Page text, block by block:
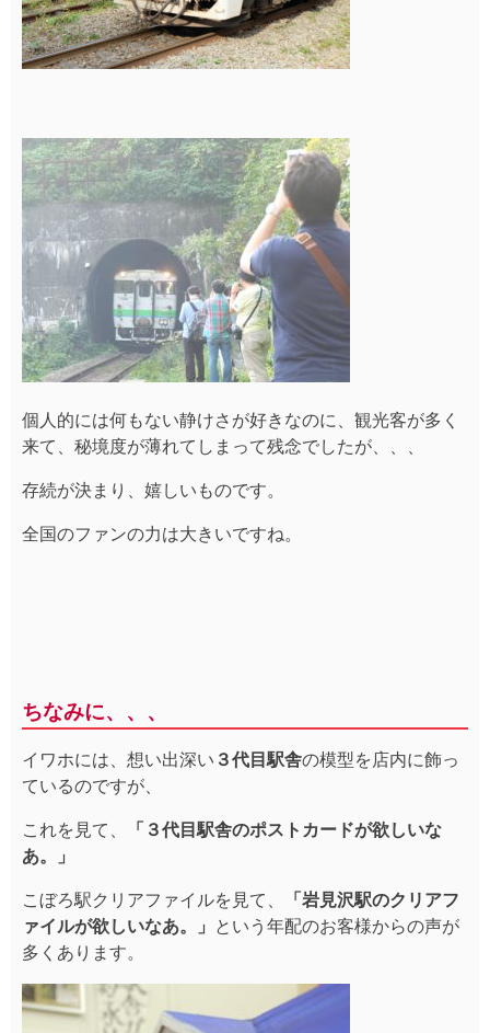
個人的には何もない静けさが好きなのに、観光客が多く
来て、秘境度が薄れてしまって残念でしたが、、、
存続が決まり、嬉しいものです。
全国のファンの力は大きいですね。
ちなみに、、、
イワホには、想い出深い ３代目駅舎の模型を店内に飾っ
ているのですが、
これを見て、
「３代目駅舎のポストカードが欲しいな
あ。」
こぼろ駅クリアファイルを見て、
「岩見沢駅のクリアフ
ァイルが欲しいなあ。」
という年配のお客様からの声が
多くあります。